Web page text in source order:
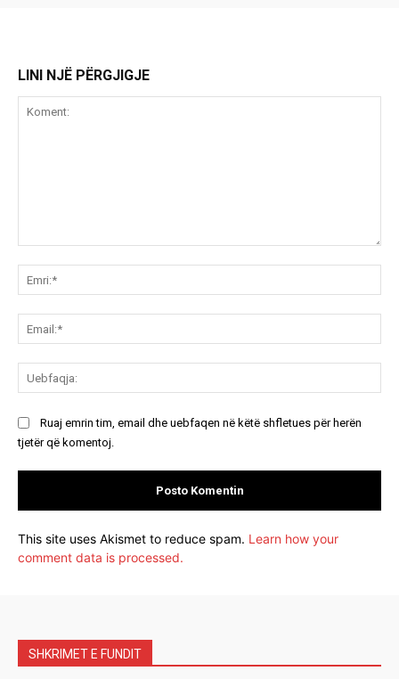
LINI NJË PËRGJIGJE
Ruaj emrin tim, email dhe uebfaqen në këtë shfletues për herën
tjetër që komentoj.
This site uses Akismet to reduce spam. Learn how your
comment data is processed.
SHKRIMET E FUNDIT